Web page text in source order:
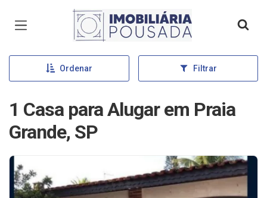
Página inicial
Ordenar Filtrar
1 Casa para Alugar em Praia
Grande, SP